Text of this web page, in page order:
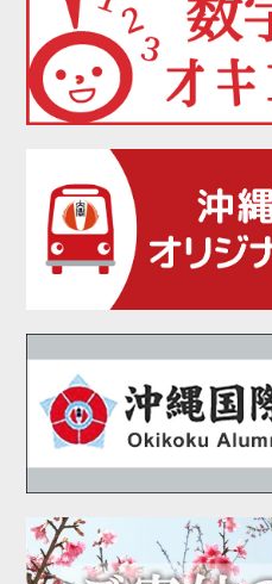
2021年08月
2021年07月
2021年06月
2021年05月
2021年04月
2021年02月
2021年01月
2020年12月
2020年11月
2020年09月
2020年08月
2020年07月
2020年06月
2020年05月
2020年04月